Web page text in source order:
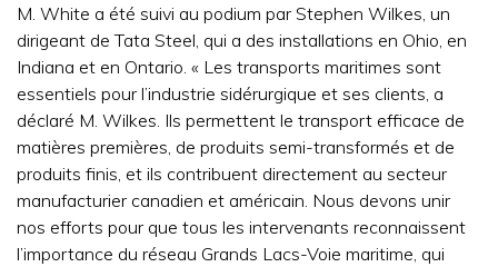
M. White a été suivi au podium par Stephen Wilkes, un
dirigeant de Tata Steel, qui a des installations en Ohio, en
Indiana et en Ontario. « Les transports maritimes sont
essentiels pour l’industrie sidérurgique et ses clients, a
déclaré M. Wilkes. Ils permettent le transport efficace de
matières premières, de produits semi-transformés et de
produits finis, et ils contribuent directement au secteur
manufacturier canadien et américain. Nous devons unir
nos efforts pour que tous les intervenants reconnaissent
l’importance du réseau Grands Lacs-Voie maritime, qui